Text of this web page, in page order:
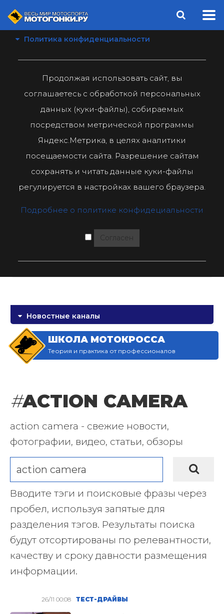
Политика конфиденциальности
Продолжая использовать сайт, вы
соглашаетесь с обработкой персональных
данных (куки-файлы), собираемых
посредством метрической программы
Яндекс.Метрика, в целях аналитики
посещаемости сайта. Разрешение сайтам
сохранять и читать данные куки-файлы
регулируется в настройках вашего браузера.
Подробнее о политике конфидециальности
Согласен
Новостные каналы
ШКОЛА МОТОКРОССА
Теория и практика от профессионалов
#ACTION CAMERA
action camera - свежие новости,
фотографии, видео, статьи, обзоры
Вводите тэги и поисковые фразы через
пробел, используя запятые для
разделения тэгов. Результаты поиска
будут отсортированы по релевантности,
качеству и сроку давности размещения
информации.
26/11 00:08 ТЕСТ-ДРАЙВЫ